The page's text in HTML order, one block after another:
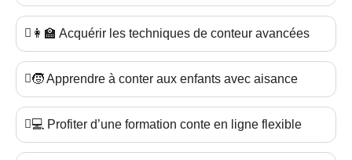
👩‍🏫 Acquérir les techniques de conteur avancées
🧒 Apprendre à conter aux enfants avec aisance
💻 Profiter d’une formation conte en ligne flexible